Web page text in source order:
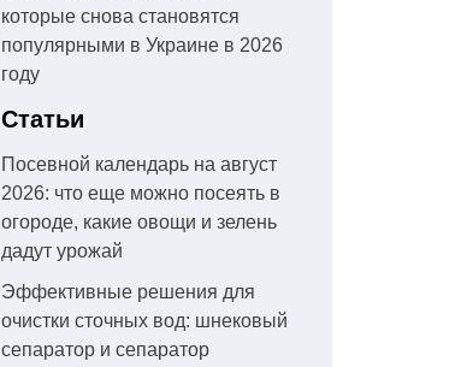
которые снова становятся
популярными в Украине в 2026
году
Статьи
Посевной календарь на август
2026: что еще можно посеять в
огороде, какие овощи и зелень
дадут урожай
Эффективные решения для
очистки сточных вод: шнековый
сепаратор и сепаратор